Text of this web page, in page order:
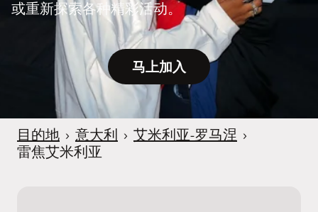
或重新探索各种精彩活动。
马上加入
目的地 › 意大利 › 艾米利亚-罗马涅 ›
雷焦艾米利亚